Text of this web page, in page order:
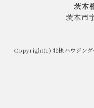
茨木
茨木市
Copyright(c) 北摂ハウジン